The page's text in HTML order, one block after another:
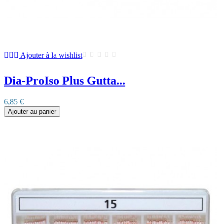
Ajouter à la wishlist
Dia-ProIso Plus Gutta...
6,85 €
Ajouter au panier